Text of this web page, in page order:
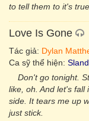
to tell them to it's
Love Is Gone
Tác giả: Dylan
Ca sỹ thể hiện:
Don't go tonight.
like, oh. And let's fall
side. It tears me up
just stick.